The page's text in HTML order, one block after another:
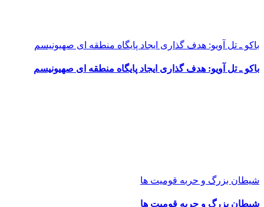
باکو ـ تل آویو: هدف گذاری ایجاد پایگاه منطقه ای صهیونیسم
باکو ـ تل آویو: هدف گذاری ایجاد پایگاه منطقه ای صهیونیسم
شیطان بزرگ و حربه قومیت ها
شیطان بزرگ و حربه قومیت ها